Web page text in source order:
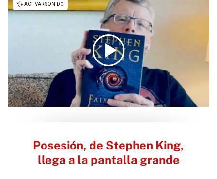
Posesión, de Stephen King,
llega a la pantalla grande